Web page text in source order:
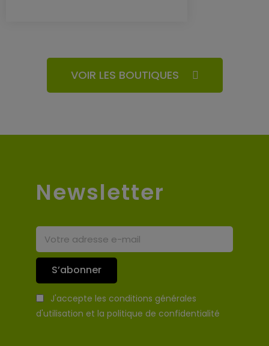
VOIR LES BOUTIQUES
Newsletter
S’abonner
J'accepte les conditions générales
d'utilisation et la politique de confidentialité